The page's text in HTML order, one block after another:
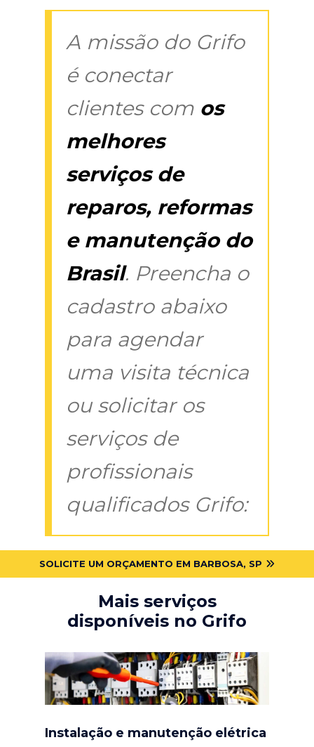
A missão do Grifo
é conectar
clientes com os
melhores
serviços de
reparos, reformas
e manutenção do
Brasil. Preencha o
cadastro abaixo
para agendar
uma visita técnica
ou solicitar os
serviços de
profissionais
qualificados Grifo:
SOLICITE UM ORÇAMENTO EM BARBOSA, SP
Mais serviços
disponíveis no Grifo
Instalação e manutenção elétrica